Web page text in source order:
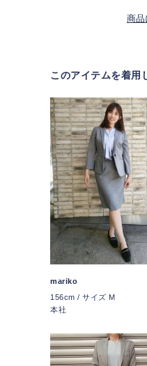
商品
このアイテムを着用
mariko
156cm / サイズ M
本社